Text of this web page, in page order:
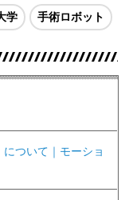
学 手術ロボット
ついて｜モーショ